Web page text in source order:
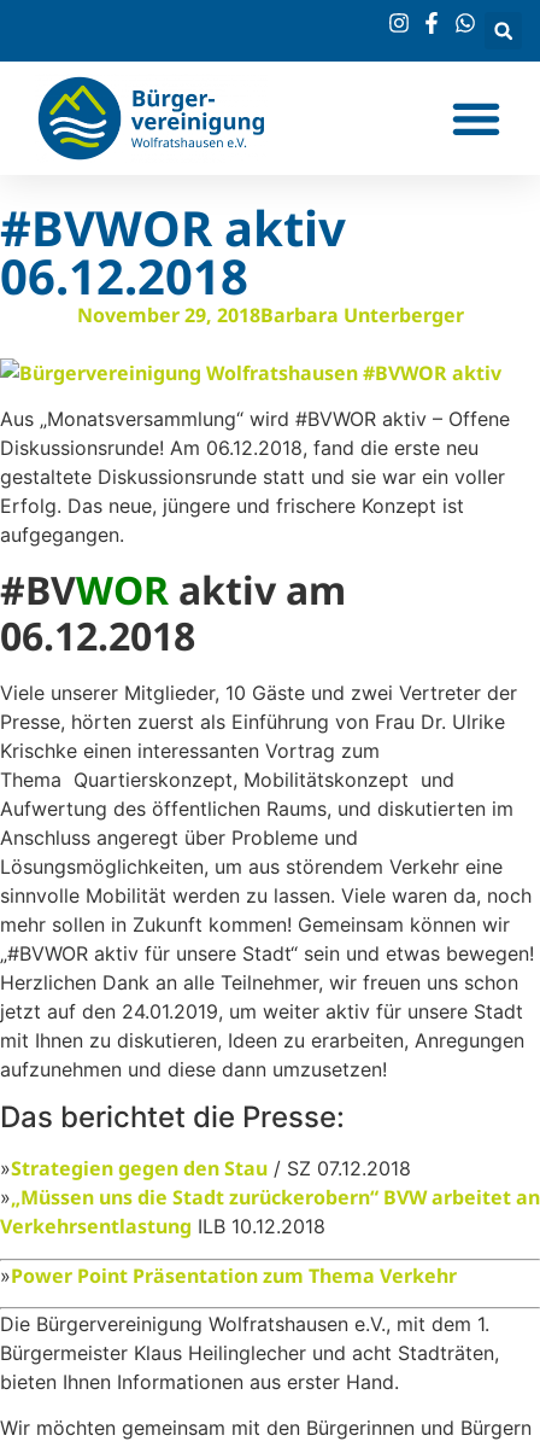
#BVWOR aktiv
06.12.2018
November 29, 2018Barbara Unterberger
Aus „Monatsversammlung“ wird #BVWOR aktiv – Offene
Diskussionsrunde! Am 06.12.2018, fand die erste neu
gestaltete Diskussionsrunde statt und sie war ein voller
Erfolg. Das neue, jüngere und frischere Konzept ist
aufgegangen.
#BVWOR aktiv am
06.12.2018
Viele unserer Mitglieder, 10 Gäste und zwei Vertreter der
Presse, hörten zuerst als Einführung von Frau Dr. Ulrike
Krischke einen interessanten Vortrag zum
Thema Quartierskonzept, Mobilitätskonzept und
Aufwertung des öffentlichen Raums, und diskutierten im
Anschluss angeregt über Probleme und
Lösungsmöglichkeiten, um aus störendem Verkehr eine
sinnvolle Mobilität werden zu lassen. Viele waren da, noch
mehr sollen in Zukunft kommen! Gemeinsam können wir
„#BVWOR aktiv für unsere Stadt“ sein und etwas bewegen!
Herzlichen Dank an alle Teilnehmer, wir freuen uns schon
jetzt auf den 24.01.2019, um weiter aktiv für unsere Stadt
mit Ihnen zu diskutieren, Ideen zu erarbeiten, Anregungen
aufzunehmen und diese dann umzusetzen!
Das berichtet die Presse:
»Strategien gegen den Stau / SZ 07.12.2018
»„Müssen uns die Stadt zurückerobern“ BVW arbeitet an
Verkehrsentlastung ILB 10.12.2018
»Power Point Präsentation zum Thema Verkehr
Die Bürgervereinigung Wolfratshausen e.V., mit dem 1.
Bürgermeister Klaus Heilinglecher und acht Stadträten,
bieten Ihnen Informationen aus erster Hand.
Wir möchten gemeinsam mit den Bürgerinnen und Bürgern